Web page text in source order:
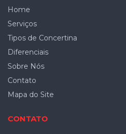
Home
Serviços
Tipos de Concertina
Diferenciais
Sobre Nós
Contato
Mapa do Site
CONTATO